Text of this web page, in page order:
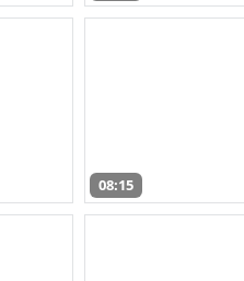
08:15